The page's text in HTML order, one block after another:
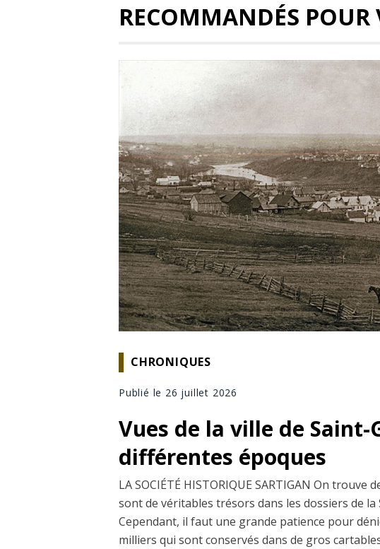
RECOMMANDÉS POUR
CHRONIQUES
Publié le 26 juillet 2026
Vues de la ville de Saint-
différentes époques
LA SOCIÉTÉ HISTORIQUE SARTIGAN On
sont de véritables trésors dans les dossiers de
Cependant, il faut une grande patience pour
milliers qui sont conservés dans de gros